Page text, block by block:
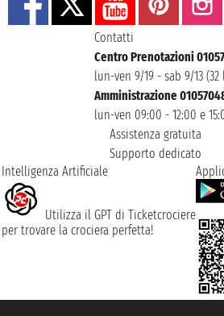
Contatti
Centro Prenotazioni
lun-ven 9/19 - sab 9/13 (32
Amministrazione
lun-ven 09:00 - 12:00 e
Assistenza gratuita
Supporto dedicato
Intelligenza Artificiale
Utilizza il GPT di Ticketcrociere
per trovare la crociera perfetta!